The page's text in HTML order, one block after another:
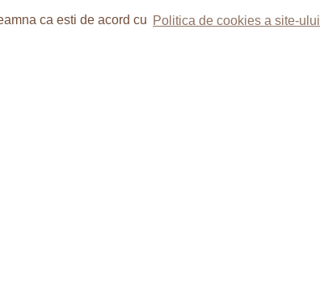
ca esti de acord cu Politica de cookies a site-ului